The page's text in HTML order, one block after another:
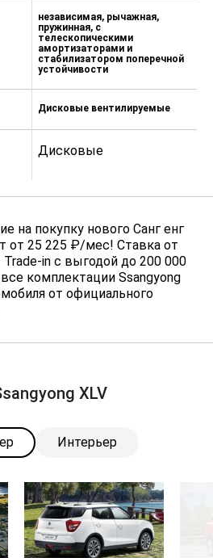
независимая, рычажная,
пружинная, с
телескопическими
амортизаторами и
стабилизатором поперечной
устойчивости
Дисковые вентилируемые
Дисковые
на покупку нового Санг енг
от 25 225 ₽/мес! Ставка от
in с выгодой до 200 000
комплектации Ssangyong
от официального
XLV
Интерьер